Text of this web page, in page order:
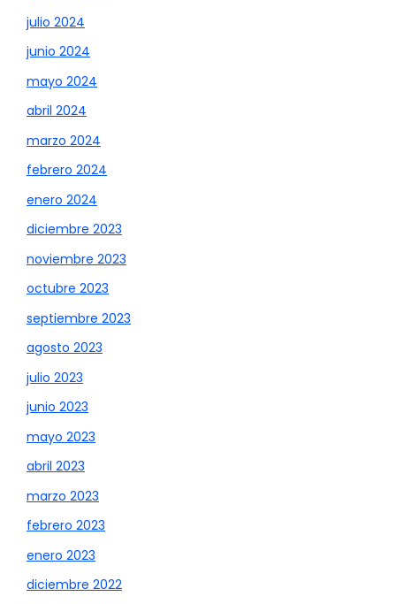
julio 2024
junio 2024
mayo 2024
abril 2024
marzo 2024
febrero 2024
enero 2024
diciembre 2023
noviembre 2023
octubre 2023
septiembre 2023
agosto 2023
julio 2023
junio 2023
mayo 2023
abril 2023
marzo 2023
febrero 2023
enero 2023
diciembre 2022